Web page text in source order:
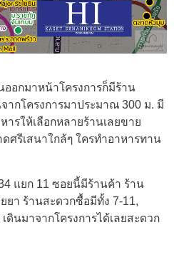
ออกมาหน้าโครงการก็มีร้าน
ากโครงการมาประมาณ 300 ม. มี
ารให้เลือกหลายร้านเลยขาย
ศรีเสนาใกล้ๆ ใครทำอาหารทาน
แยก 11 ซอยนี้มีร้านค้า ร้าน
ยา ร้านสะดวกซื้อมีทั้ง 7-11,
เดินมาจากโครงการได้เลยสะดวก